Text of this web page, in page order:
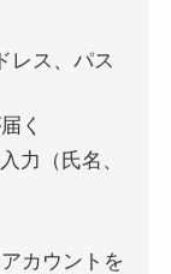
レス、パス
く
力（氏名、
カウントを